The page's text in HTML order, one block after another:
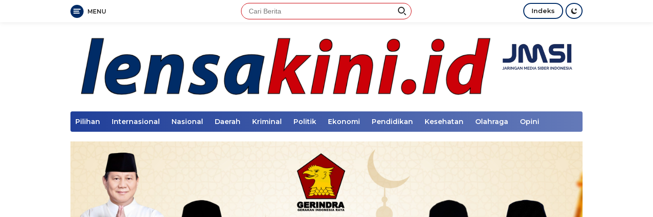
MENU Indeks
Pilihan Internasional Nasional Daerah Kriminal Politik Ekonomi Pendidikan Kesehatan Olahraga Opini